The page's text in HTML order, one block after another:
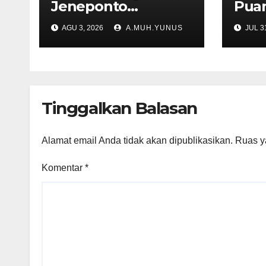
Jeneponto
Mengadu di Disdik
Sulsel
AGU 3, 2026 A.MUH.YUNUS JUL
Tinggalkan Balasan
Alamat email Anda tidak akan dipublikasikan. Ruas
Komentar *